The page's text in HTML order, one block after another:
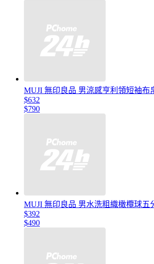
MUJI 無印良品 男涼感亨利領短袖布
$632
$790
MUJI 無印良品 男水洗粗織橄欖球五
$392
$490